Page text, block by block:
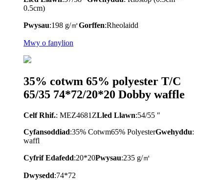
0.5cm)
Pwysau:198 g/㎡Gorffen:Rheolaidd
Mwy o fanylion
35% cotwm 65% polyester T/C
65/35 74*72/20*20 Dobby waffle
Celf Rhif.: MEZ4681ZLled Llawn:54/55 ″
Cyfansoddiad:35% Cotwm65% PolyesterGwehyddu:
waffl
Cyfrif Edafedd:20*20Pwysau:235 g/㎡
Dwysedd:74*72